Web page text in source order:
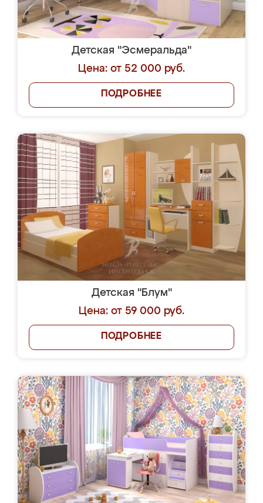
Детская "Эсмеральда"
Цена: от 52 000 руб.
ПОДРОБНЕЕ
Детская "Блум"
Цена: от 59 000 руб.
ПОДРОБНЕЕ